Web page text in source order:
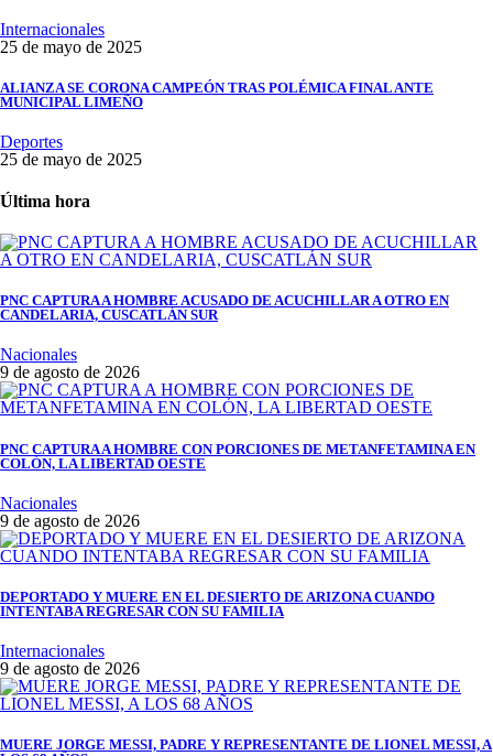
Internacionales
25 de mayo de 2025
ALIANZA SE CORONA CAMPEÓN TRAS POLÉMICA FINAL ANTE
MUNICIPAL LIMEÑO
Deportes
25 de mayo de 2025
Última hora
PNC CAPTURA A HOMBRE ACUSADO DE ACUCHILLAR A OTRO EN
CANDELARIA, CUSCATLÁN SUR
Nacionales
9 de agosto de 2026
PNC CAPTURA A HOMBRE CON PORCIONES DE METANFETAMINA EN
COLÓN, LA LIBERTAD OESTE
Nacionales
9 de agosto de 2026
DEPORTADO Y MUERE EN EL DESIERTO DE ARIZONA CUANDO
INTENTABA REGRESAR CON SU FAMILIA
Internacionales
9 de agosto de 2026
MUERE JORGE MESSI, PADRE Y REPRESENTANTE DE LIONEL MESSI, A